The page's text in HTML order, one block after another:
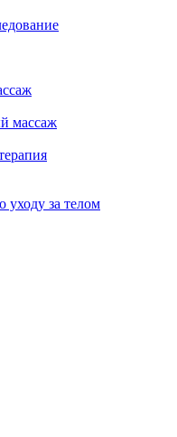
массаж
уходу за телом